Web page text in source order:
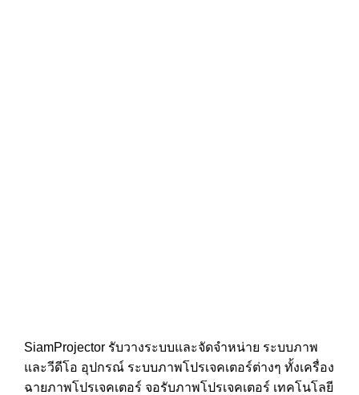
SiamProjector รับวางระบบและจัดจำหน่าย ระบบภาพ
และวีดีโอ อุปกรณ์ ระบบภาพโปรเจคเตอร์ต่างๆ ทั้งเครื่อง
ฉายภาพโปรเจคเตอร์ จอรับภาพโปรเจคเตอร์ เทคโนโลยี